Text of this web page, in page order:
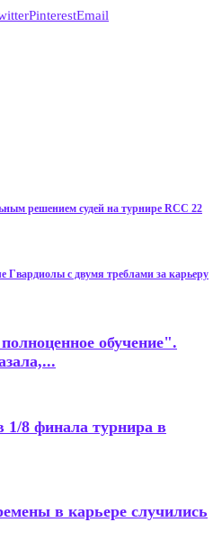
PinterestEmail
решением судей на турнире RCC 22
Гвардиолы с двумя треблами за карьеру
обучение".
1/8 финала турнира в
в карьере случились